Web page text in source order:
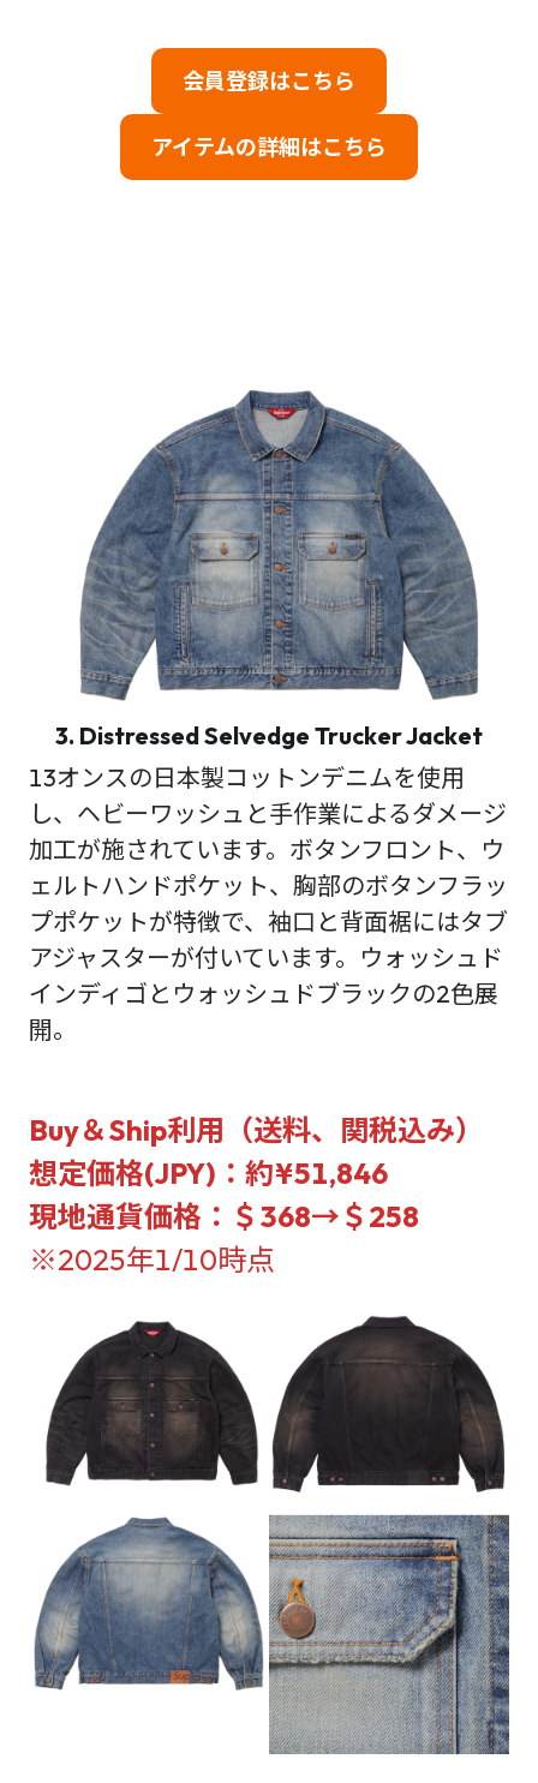
会員登録はこちら
アイテムの詳細はこちら
3. Distressed Selvedge Trucker Jacket
13オンスの日本製コットンデニムを使用
し、ヘビーワッシュと手作業によるダメージ
加工が施されています。ボタンフロント、ウ
ェルトハンドポケット、胸部のボタンフラッ
プポケットが特徴で、袖口と背面裾にはタブ
アジャスターが付いています。ウォッシュド
インディゴとウォッシュドブラックの2色展
開。
Buy＆Ship利用（送料、関税込み）
想定価格(JPY)：約¥51,846
現地通貨価格：＄368→＄258
※2025年1/10時点